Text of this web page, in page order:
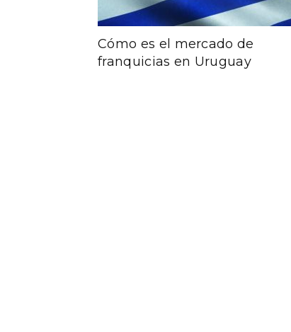
Cómo es el mercado de
franquicias en Uruguay